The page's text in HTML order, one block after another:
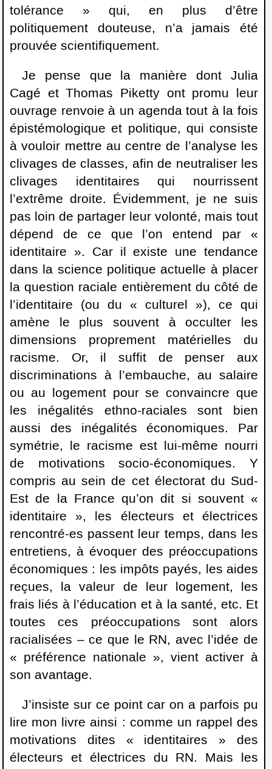
tolérance » qui, en plus d’être
politiquement douteuse, n’a jamais été
prouvée scientifiquement.
Je pense que la manière dont Julia
Cagé et Thomas Piketty ont promu leur
ouvrage renvoie à un agenda tout à la fois
épistémologique et politique, qui consiste
à vouloir mettre au centre de l’analyse les
clivages de classes, afin de neutraliser les
clivages identitaires qui nourrissent
l’extrême droite. Évidemment, je ne suis
pas loin de partager leur volonté, mais tout
dépend de ce que l’on entend par «
identitaire ». Car il existe une tendance
dans la science politique actuelle à placer
la question raciale entièrement du côté de
l’identitaire (ou du « culturel »), ce qui
amène le plus souvent à occulter les
dimensions proprement matérielles du
racisme. Or, il suffit de penser aux
discriminations à l’embauche, au salaire
ou au logement pour se convaincre que
les inégalités ethno-raciales sont bien
aussi des inégalités économiques. Par
symétrie, le racisme est lui-même nourri
de motivations socio-économiques. Y
compris au sein de cet électorat du Sud-
Est de la France qu’on dit si souvent «
identitaire », les électeurs et électrices
rencontré-es passent leur temps, dans les
entretiens, à évoquer des préoccupations
économiques : les impôts payés, les aides
reçues, la valeur de leur logement, les
frais liés à l’éducation et à la santé, etc. Et
toutes ces préoccupations sont alors
racialisées – ce que le RN, avec l’idée de
« préférence nationale », vient activer à
son avantage.
J’insiste sur ce point car on a parfois pu
lire mon livre ainsi : comme un rappel des
motivations dites « identitaires » des
électeurs et électrices du RN. Mais les